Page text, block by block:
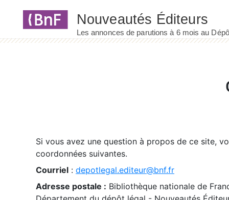
Si vous avez une question à propos de ce site,
coordonnées suivantes.
Courriel : depotlegal.editeur@bnf.fr
Adresse postale : Bibliothèque nationale de